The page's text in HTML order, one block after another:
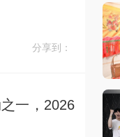
分享到：
一，2026